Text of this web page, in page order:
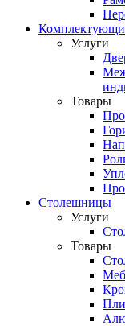
Услуги
Товары
Столешницы
Услуги
Товары